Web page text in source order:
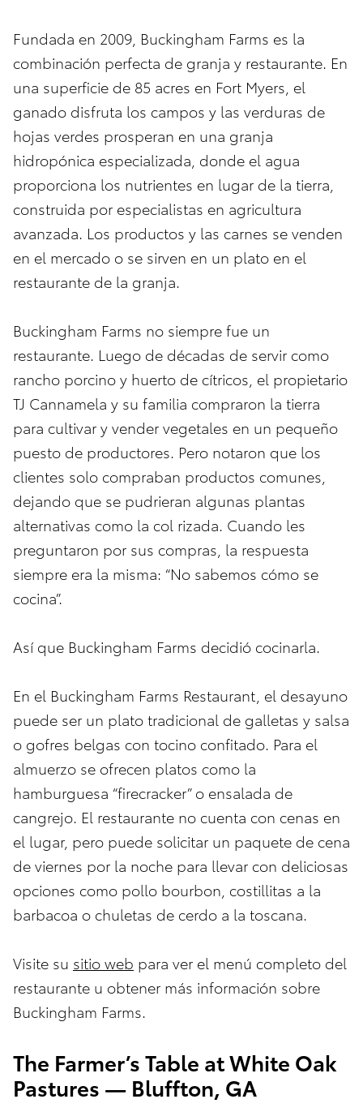
Fundada en 2009, Buckingham Farms es la
combinación perfecta de granja y restaurante. En
una superficie de 85 acres en Fort Myers, el
ganado disfruta los campos y las verduras de
hojas verdes prosperan en una granja
hidropónica especializada, donde el agua
proporciona los nutrientes en lugar de la tierra,
construida por especialistas en agricultura
avanzada. Los productos y las carnes se venden
en el mercado o se sirven en un plato en el
restaurante de la granja.
Buckingham Farms no siempre fue un
restaurante. Luego de décadas de servir como
rancho porcino y huerto de cítricos, el propietario
TJ Cannamela y su familia compraron la tierra
para cultivar y vender vegetales en un pequeño
puesto de productores. Pero notaron que los
clientes solo compraban productos comunes,
dejando que se pudrieran algunas plantas
alternativas como la col rizada. Cuando les
preguntaron por sus compras, la respuesta
siempre era la misma: “No sabemos cómo se
cocina”.
Así que Buckingham Farms decidió cocinarla.
En el Buckingham Farms Restaurant, el desayuno
puede ser un plato tradicional de galletas y salsa
o gofres belgas con tocino confitado. Para el
almuerzo se ofrecen platos como la
hamburguesa “firecracker” o ensalada de
cangrejo. El restaurante no cuenta con cenas en
el lugar, pero puede solicitar un paquete de cena
de viernes por la noche para llevar con deliciosas
opciones como pollo bourbon, costillitas a la
barbacoa o chuletas de cerdo a la toscana.
Visite su sitio web para ver el menú completo del
restaurante u obtener más información sobre
Buckingham Farms.
The Farmer’s Table at White Oak
Pastures — Bluffton, GA